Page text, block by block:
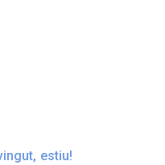
estiu!